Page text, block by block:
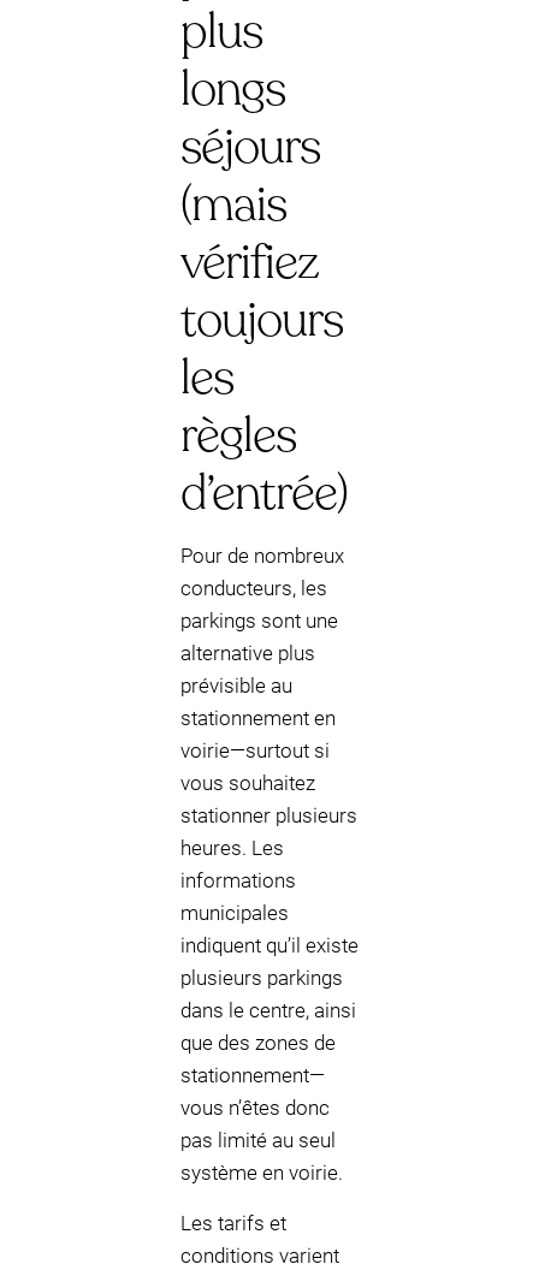
plus
longs
séjours
(mais
vérifiez
toujours
les
règles
d’entrée)
Pour de nombreux
conducteurs, les
parkings sont une
alternative plus
prévisible au
stationnement en
voirie—surtout si
vous souhaitez
stationner plusieurs
heures. Les
informations
municipales
indiquent qu’il existe
plusieurs parkings
dans le centre, ainsi
que des zones de
stationnement—
vous n’êtes donc
pas limité au seul
système en voirie.
Les tarifs et
conditions varient